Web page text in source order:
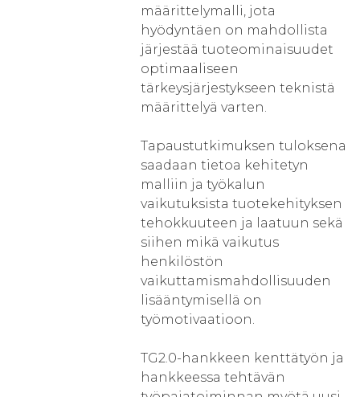
määrittelymalli, jota
hyödyntäen on mahdollista
järjestää tuoteominaisuudet
optimaaliseen
tärkeysjärjestykseen teknistä
määrittelyä varten.
Tapaustutkimuksen tuloksena
saadaan tietoa kehitetyn
malliin ja työkalun
vaikutuksista tuotekehityksen
tehokkuuteen ja laatuun sekä
siihen mikä vaikutus
henkilöstön
vaikuttamismahdollisuuden
lisääntymisellä on
työmotivaatioon.
TG2.0-hankkeen kenttätyön ja
hankkeessa tehtävän